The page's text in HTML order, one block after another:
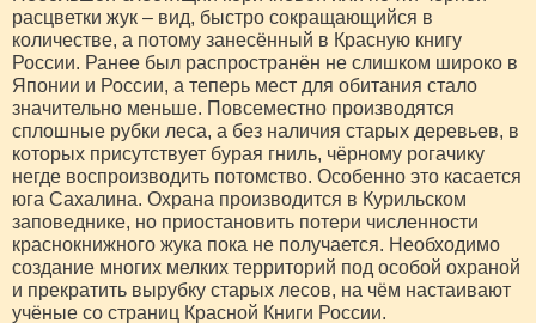
расцветки жук – вид, быстро сокращающийся в
количестве, а потому занесённый в Красную книгу
России. Ранее был распространён не слишком широко в
Японии и России, а теперь мест для обитания стало
значительно меньше. Повсеместно производятся
сплошные рубки леса, а без наличия старых деревьев, в
которых присутствует бурая гниль, чёрному рогачику
негде воспроизводить потомство. Особенно это касается
юга Сахалина. Охрана производится в Курильском
заповеднике, но приостановить потери численности
краснокнижного жука пока не получается. Необходимо
создание многих мелких территорий под особой охраной
и прекратить вырубку старых лесов, на чём настаивают
учёные со страниц Красной Книги России.